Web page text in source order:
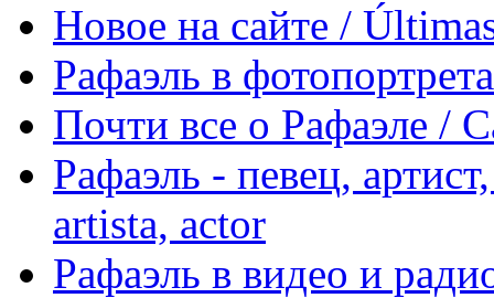
Новое на сайте /
Рафаэль в
Почти все о Рафаэле /
Рафаэль - певец,
artista, actor
Рафаэль в видео и